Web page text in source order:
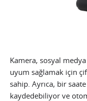
Kamera, sosyal
uyum sağlamak için
sahip. Ayrıca, bir
kaydedebiliyor ve